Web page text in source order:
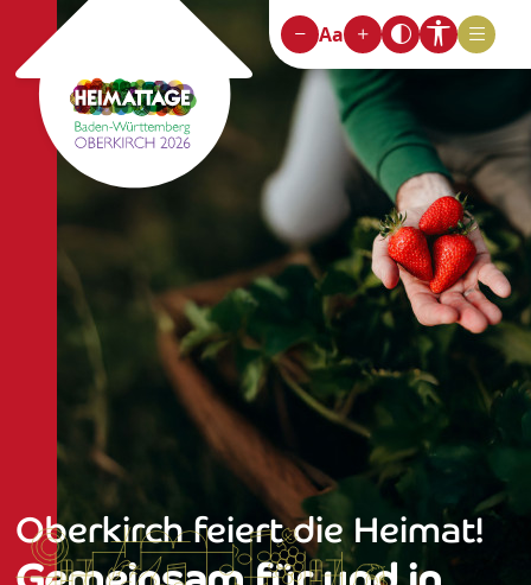
Aa
Oberkirch feiert die Heimat!